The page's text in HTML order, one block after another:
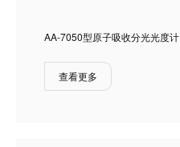
AA-7050型原子吸收分光光度计
查看更多